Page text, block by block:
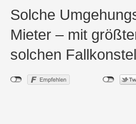
Solche
Mieter – mit
solchen